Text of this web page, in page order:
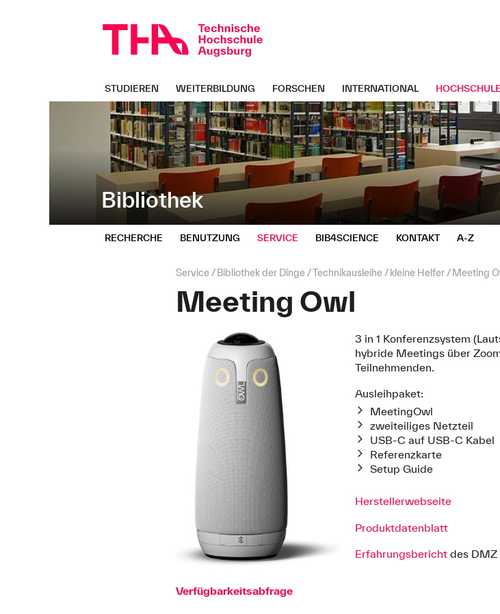
überspringen
Bibliothek
STUDIEREN WEITERBILDUNG FORSCHEN INTERNATIONAL HOCHSCHULE
RECHERCHE BENUTZUNG SERVICE BIB4SCIENCE KONTAKT A-Z
Seitenpfad:
Service Bibliothek der Dinge Technikausleihe kleine Helfer Meeting
Meeting Owl
Verfügbarkeitsabfrage
3 in 1 Konferenzsystem
hybride Meetings über
Teilnehmenden.
Ausleihpaket:
MeetingOwl
zweiteiliges Netzteil
USB-C auf USB-C Kabel
Referenzkarte
Setup Guide
Herstellerwebseite
Produktdatenblatt
Erfahrungsbericht des DMZ